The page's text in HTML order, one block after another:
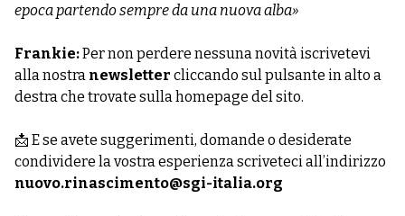
epoca partendo sempre da una nuova alba»
Frankie:Per non perdere nessuna novità iscrivetevi
alla nostra newsletter cliccando sul pulsante in alto a
destra che trovate sulla homepage del sito.
📩 E se avete suggerimenti, domande o desiderate
condividere la vostra esperienza scriveteci all’indirizzo
nuovo.rinascimento@sgi-italia.org